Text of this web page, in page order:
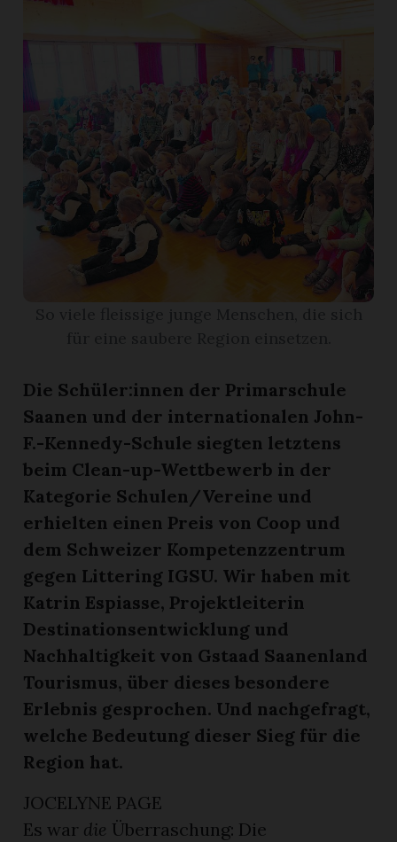
Die Schüler:innen der Primarschule
Saanen und der internationalen John-
F.-Kennedy-Schule siegten letztens
beim Clean-up-Wettbewerb in der
Kategorie Schulen/Vereine und
erhielten einen Preis von Coop und
dem Schweizer Kompetenzzentrum
gegen Littering IGSU. Wir haben mit
Katrin Espiasse, Projektleiterin
Destinationsentwicklung und
Nachhaltigkeit von Gstaad Saanenland
Tourismus, über dieses besondere
Erlebnis gesprochen. Und nachgefragt,
welche Bedeutung dieser Sieg für die
Region hat.
JOCELYNE PAGE
Es war die Überraschung: Die